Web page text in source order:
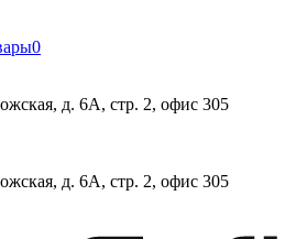
0
д. 6А, стр. 2, офис 305
д. 6А, стр. 2, офис 305